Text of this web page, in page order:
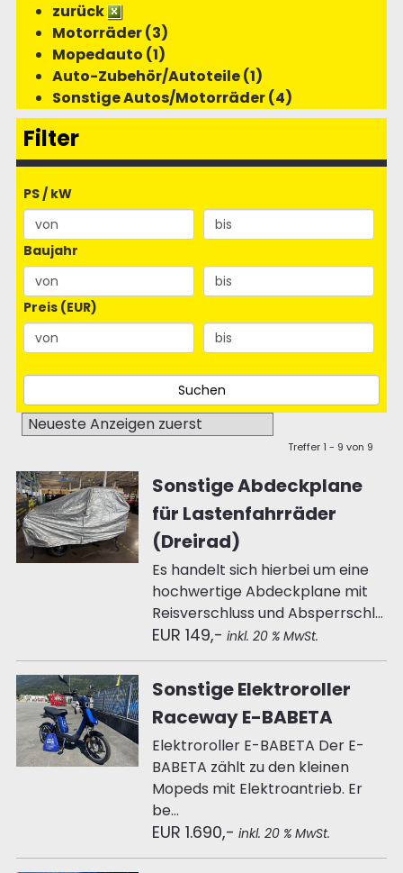
zurück
Motorräder (3)
Mopedauto (1)
Auto-Zubehör/Autoteile (1)
Sonstige Autos/Motorräder (4)
Filter
PS / kW
Baujahr
Preis (EUR)
Treffer 1 - 9 von 9
Sonstige Abdeckplane
für Lastenfahrräder
(Dreirad)
Es handelt sich hierbei um eine
hochwertige Abdeckplane mit
Reisverschluss und Absperrschl...
EUR 149,- inkl. 20 % MwSt.
Sonstige Elektroroller
Raceway E-BABETA
Elektroroller E-BABETA Der E-
BABETA zählt zu den kleinen
Mopeds mit Elektroantrieb. Er
be...
EUR 1.690,- inkl. 20 % MwSt.